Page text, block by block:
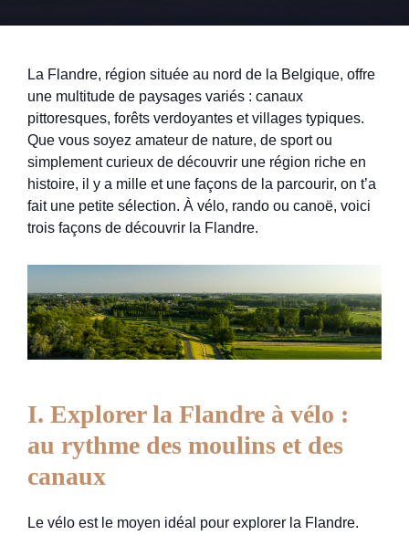
La Flandre, région située au nord de la Belgique, offre
une multitude de paysages variés : canaux
pittoresques, forêts verdoyantes et villages typiques.
Que vous soyez amateur de nature, de sport ou
simplement curieux de découvrir une région riche en
histoire, il y a mille et une façons de la parcourir, on t’a
fait une petite sélection. À vélo, rando ou canoë, voici
trois façons de découvrir la Flandre.
I. Explorer la Flandre à vélo :
au rythme des moulins et des
canaux
Le vélo est le moyen idéal pour explorer la Flandre.